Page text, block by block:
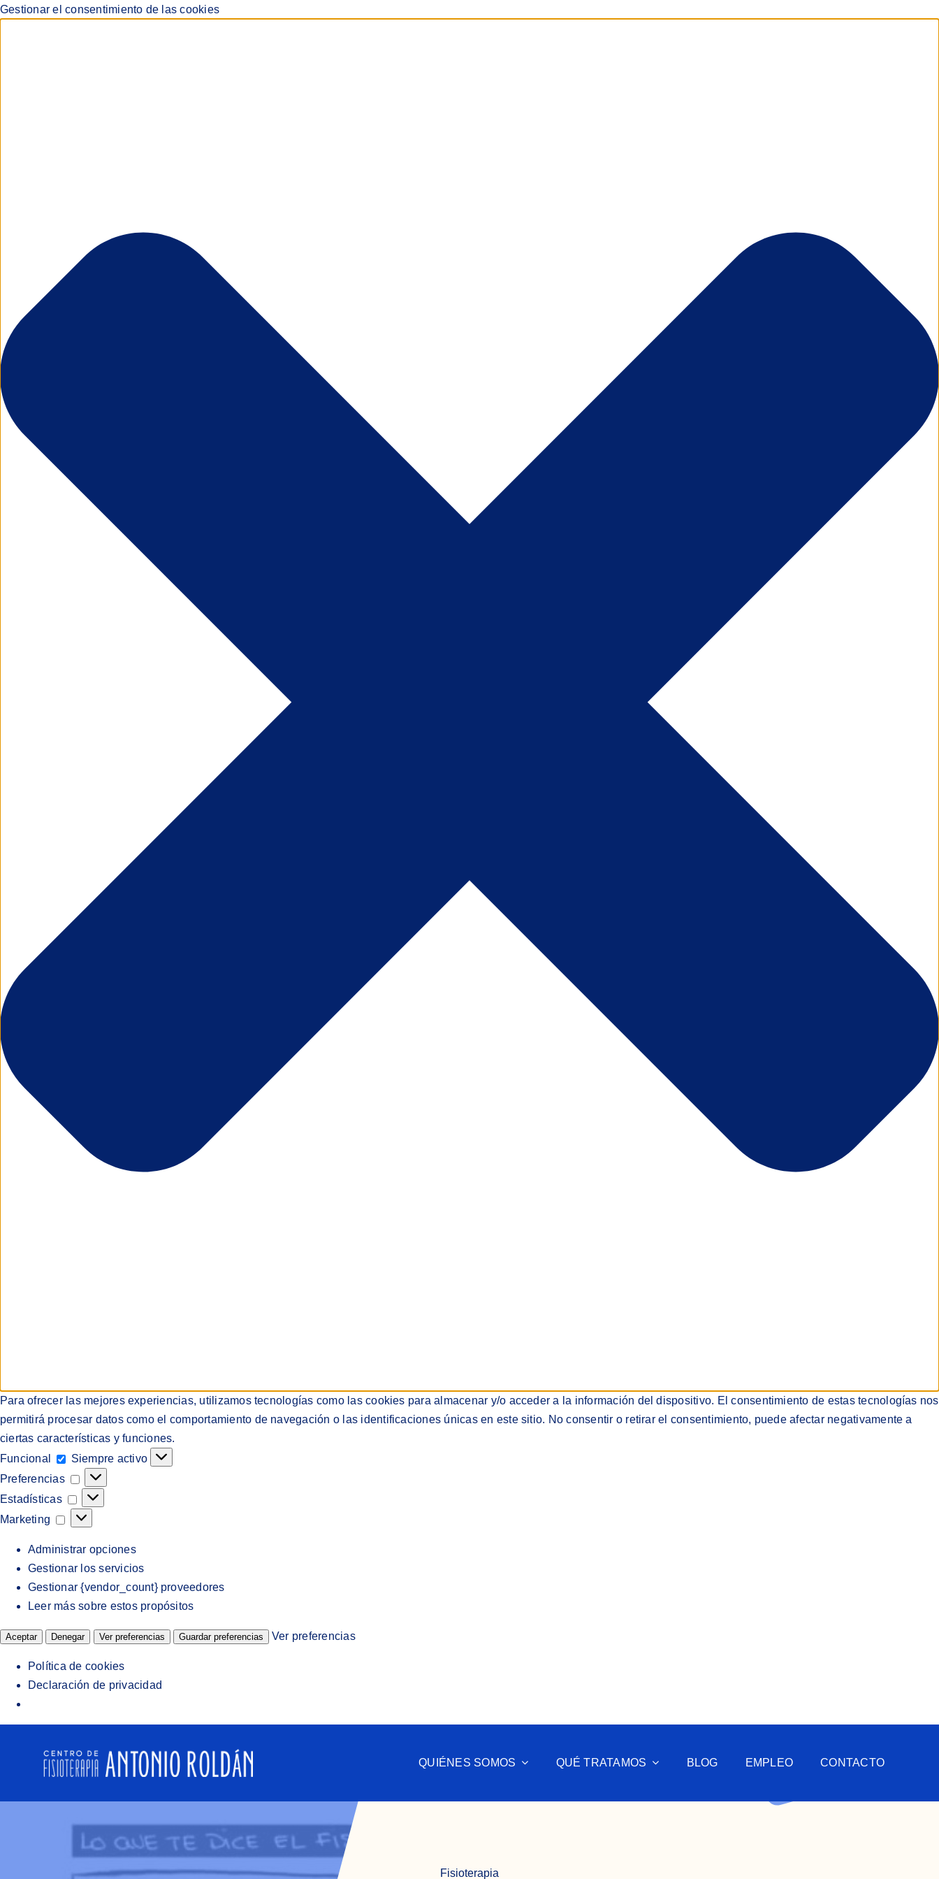
Gestionar el consentimiento de las cookies
Para ofrecer las mejores experiencias, utilizamos tecnologías como las cookies para almacenar y/o acceder a la información del dispositivo. El consentimiento de estas tecnologías nos
permitirá procesar datos como el comportamiento de navegación o las identificaciones únicas en este sitio. No consentir o retirar el consentimiento, puede afectar negativamente a
ciertas características y funciones.
Funcional
Funcional
Siempre activo
Preferencias
Preferencias
Estadísticas
Estadísticas
Marketing
Marketing
Administrar opciones
Gestionar los servicios
Gestionar {vendor_count} proveedores
Leer más sobre estos propósitos
Aceptar Denegar Ver preferencias Guardar preferencias Ver preferencias
Política de cookies
Declaración de privacidad
contenido
QUIÉNES SOMOS QUÉ TRATAMOS BLOG EMPLEO CONTACTO
Fisioterapia